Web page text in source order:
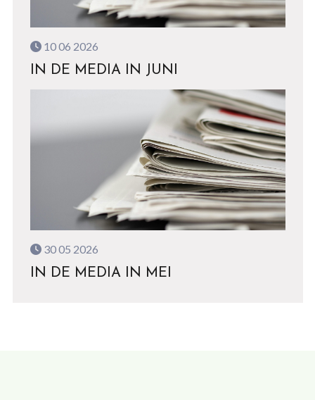
10 06 2026
IN DE MEDIA IN JUNI
30 05 2026
IN DE MEDIA IN MEI